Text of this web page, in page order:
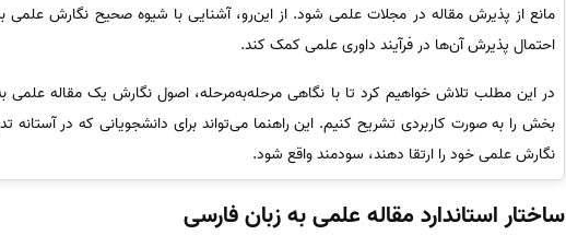
مانع از پذیرش مقاله در مجلات علمی شود. از این‌رو، آشنایی با شیوه صحیح نگارش علمی
احتمال پذیرش آن‌ها در فرآیند داوری علمی کمک کند.
در این مطلب تلاش خواهیم کرد تا با نگاهی مرحله‌به‌مرحله، اصول نگارش یک مقاله علمی
بخش را به صورت کاربردی تشریح کنیم. این راهنما می‌تواند برای دانشجویانی که در
نگارش علمی خود را ارتقا دهند، سودمند واقع شود.
ساختار استاندارد مقاله علمی به زبان فارسی